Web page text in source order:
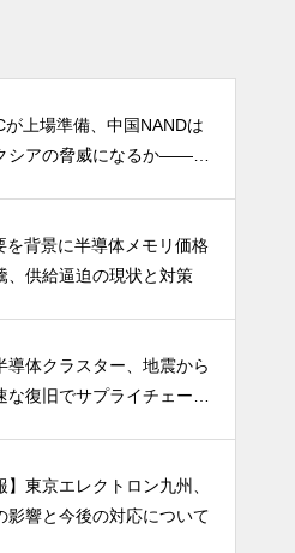
が上場準備、中国NANDは
シアの脅威になるか――AI
を背景に半導体メモリ価格
、供給逼迫の現状と対策
導体クラスター、地震から
な復旧でサプライチェーン
】東京エレクトロン九州、
影響と今後の対応について